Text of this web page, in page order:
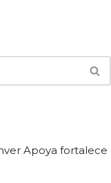
Apoya fortalece